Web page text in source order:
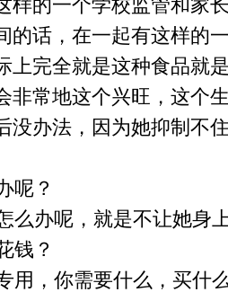
样的一个学校监管和家
的话，在一起有这样的
上完全就是这种食品就
非常地这个兴旺，这个
没办法，因为她抑制不
呢？
么办呢，就是不让她身
钱？
用，你需要什么，买什